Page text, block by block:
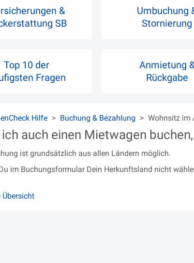
&
SB
Umbuchung
Stornierung
Top 10 der
Fragen
Anmietung
Rückgabe
Hilfe Buchung & Bezahlung Wohnsitz im
ich auch einen Mietwagen
ist grundsätzlich aus allen Ländern möglich.
im Buchungsformular Dein Herkunftsland nicht